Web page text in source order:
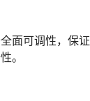
面可调性，保证
。